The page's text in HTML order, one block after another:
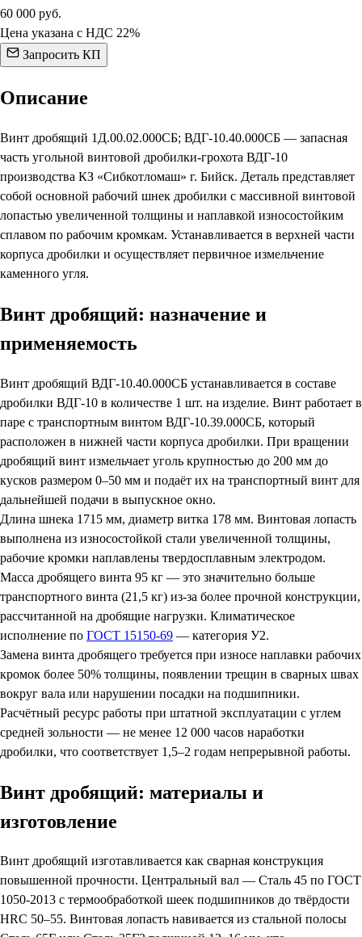
60 000 руб.
Цена указана с НДС 22%
Запросить КП
Описание
Винт дробящий 1Д.00.02.000СБ; ВДГ-10.40.000СБ — запасная
часть угольной винтовой дробилки-грохота ВДГ-10
производства КЗ «Сибкотломаш» г. Бийск. Деталь представляет
собой основной рабочий шнек дробилки с массивной винтовой
лопастью увеличенной толщины и наплавкой износостойким
сплавом по рабочим кромкам. Устанавливается в верхней части
корпуса дробилки и осуществляет первичное измельчение
каменного угля.
Винт дробящий: назначение и
применяемость
Винт дробящий ВДГ-10.40.000СБ устанавливается в составе
дробилки ВДГ-10 в количестве 1 шт. на изделие. Винт работает в
паре с транспортным винтом ВДГ-10.39.000СБ, который
расположен в нижней части корпуса дробилки. При вращении
дробящий винт измельчает уголь крупностью до 200 мм до
кусков размером 0–50 мм и подаёт их на транспортный винт для
дальнейшей подачи в выпускное окно.
Длина шнека 1715 мм, диаметр витка 178 мм. Винтовая лопасть
выполнена из износостойкой стали увеличенной толщины,
рабочие кромки наплавлены твердосплавным электродом.
Масса дробящего винта 95 кг — это значительно больше
транспортного винта (21,5 кг) из-за более прочной конструкции,
рассчитанной на дробящие нагрузки. Климатическое
исполнение по ГОСТ 15150-69 — категория У2.
Замена винта дробящего требуется при износе наплавки рабочих
кромок более 50% толщины, появлении трещин в сварных швах
вокруг вала или нарушении посадки на подшипники.
Расчётный ресурс работы при штатной эксплуатации с углем
средней зольности — не менее 12 000 часов наработки
дробилки, что соответствует 1,5–2 годам непрерывной работы.
Винт дробящий: материалы и
изготовление
Винт дробящий изготавливается как сварная конструкция
повышенной прочности. Центральный вал — Сталь 45 по ГОСТ
1050-2013 с термообработкой шеек подшипников до твёрдости
HRC 50–55. Винтовая лопасть навивается из стальной полосы